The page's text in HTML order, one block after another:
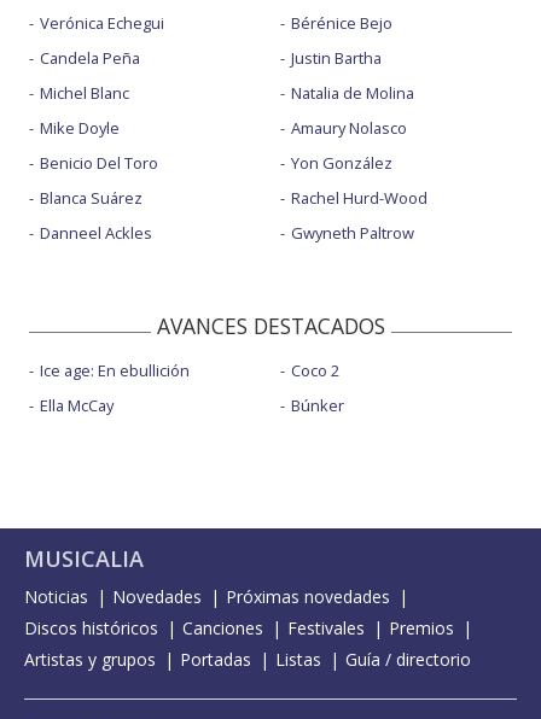
Verónica Echegui
Candela Peña
Michel Blanc
Mike Doyle
Benicio Del Toro
Blanca Suárez
Danneel Ackles
Bérénice Bejo
Justin Bartha
Natalia de Molina
Amaury Nolasco
Yon González
Rachel Hurd-Wood
Gwyneth Paltrow
AVANCES DESTACADOS
Ice age: En ebullición
Ella McCay
Coco 2
Búnker
MUSICALIA
Noticias Novedades
Próximas novedades
Discos históricos
Canciones Festivales
Premios
Artistas y grupos
Portadas Listas Guía / directorio